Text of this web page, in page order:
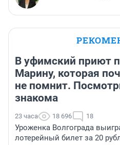
В уфимский приют
Марину, которая
не помнит.
знакома
23 часа 18 696 18
Уроженка Волгограда
лотерейный билет за 20